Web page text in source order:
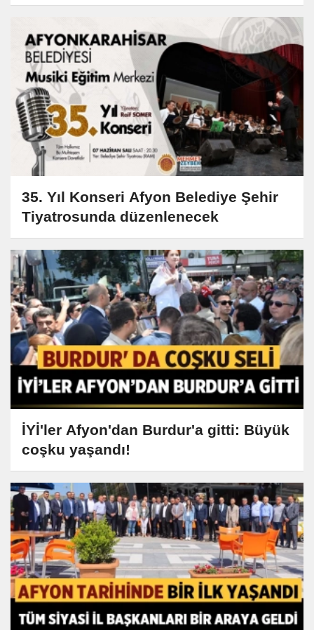
35. Yıl Konseri Afyon Belediye Şehir
Tiyatrosunda düzenlenecek
İYİ'ler Afyon'dan Burdur'a gitti: Büyük
coşku yaşandı!